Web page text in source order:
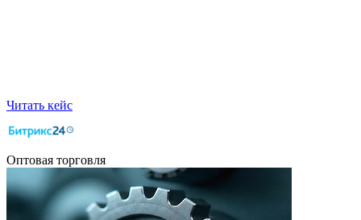
Читать кейс
Оптовая торговля